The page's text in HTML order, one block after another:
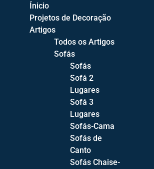
DECOR STYLE | DECORAÇÃO DE
PROJETOS DE DECORAÇÃO
ENTREGA GRATUITA PORTUGAL
Ínicio
Projetos de Decoração
Artigos
Todos os Artigos
Sofás
Sofás
Sofá 2
Lugares
Sofá 3
Lugares
Sofás-Cama
Sofás de
Canto
Sofás Chaise-